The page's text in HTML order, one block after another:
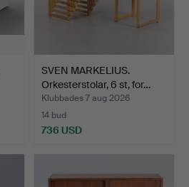
SVEN MARKELIUS.
Orkesterstolar, 6 st, for…
Klubbades 7 aug 2026
14 bud
736 USD